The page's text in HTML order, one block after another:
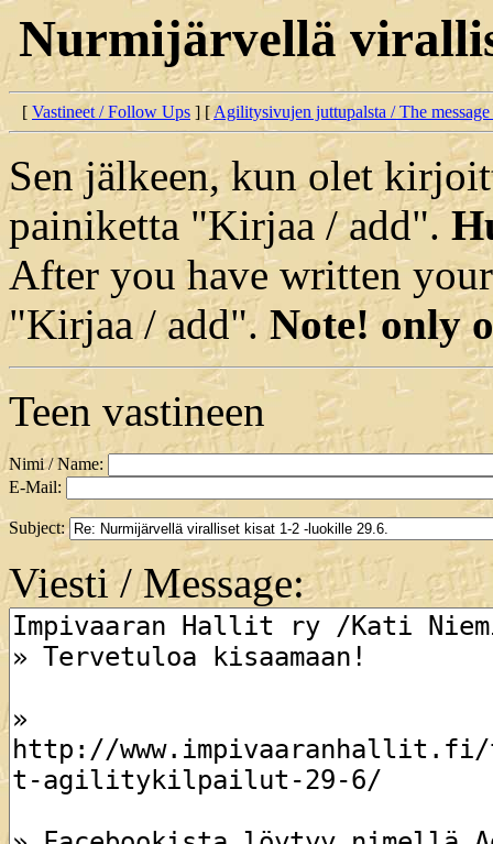
Nurmijärvellä
[ Vastineet / Follow Ups ] [Agilitysivujen juttupalsta / The
Sen jälkeen, kun olet
painiketta "Kirjaa / add".
After you have written
"Kirjaa / add". Note! only
Teen vastineen
Nimi / Name:
E-Mail:
Subject:
Viesti / Message: